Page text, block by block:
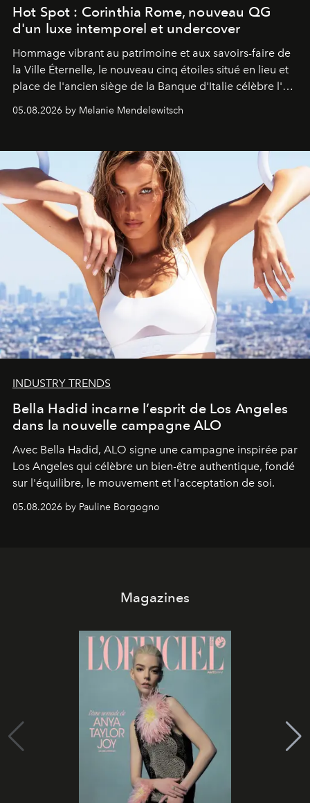
Hot Spot : Corinthia Rome, nouveau QG
d'un luxe intemporel et undercover
Hommage vibrant au patrimoine et aux savoirs-faire de
la Ville Éternelle, le nouveau cinq étoiles situé en lieu et
place de l'ancien siège de la Banque d'Italie célèbre l'art
de vivre Romain dans toute son élégance intemporelle.
05.08.2026 by Melanie Mendelewitsch
INDUSTRY TRENDS
Bella Hadid incarne l’esprit de Los Angeles
dans la nouvelle campagne ALO
Avec Bella Hadid, ALO signe une campagne inspirée par
Los Angeles qui célèbre un bien-être authentique, fondé
sur l'équilibre, le mouvement et l'acceptation de soi.
05.08.2026 by Pauline Borgogno
Magazines